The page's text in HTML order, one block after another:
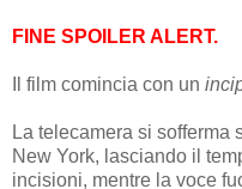
FINE SPOILER ALERT.
Il film comincia con un
La telecamera si sofferma
New York, lasciando il
incisioni, mentre la voce